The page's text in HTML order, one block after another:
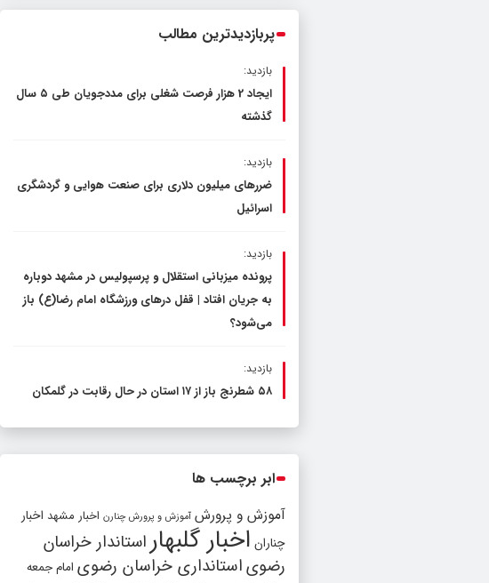
پربازدیدترین مطالب
بازدید:
ایجاد 2 هزار فرصت شغلی برای مددجویان طی ۵ سال
گذشته
بازدید:
ضررهای میلیون دلاری برای صنعت هوایی و گردشگری
اسرائیل
بازدید:
پرونده میزبانی استقلال و پرسپولیس در مشهد دوباره
به جریان افتاد | قفل در‌های ورزشگاه امام رضا(ع) باز
می‌شود؟
بازدید:
۵۸ شطرنج‌ باز از ۱۷ استان در حال رقابت در گلمکان
ابر برچسب ها
آموزش و پرورش آموزش و پرورش چنارن اخبار مشهد اخبار
چناران اخبار گلبهار استاندار خراسان
رضویاستانداری خراسان رضوی امام جمعه